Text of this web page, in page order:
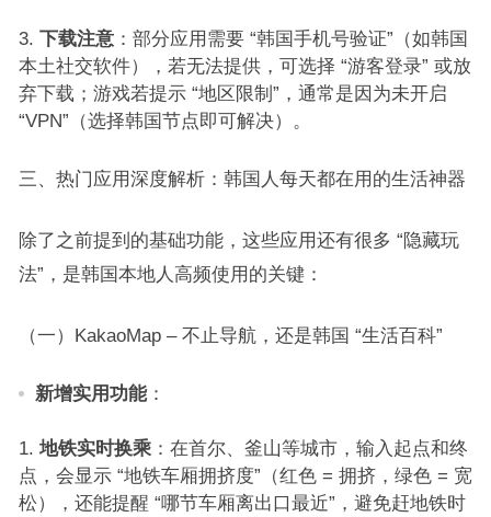
下载注意：部分应用需要 “韩国手机号验证”（如韩国
本土社交软件），若无法提供，可选择 “游客登录” 或放
弃下载；游戏若提示 “地区限制”，通常是因为未开启
“VPN”（选择韩国节点即可解决）。​
三、热门应用深度解析：韩国人每天都在用的生活神器​
除了之前提到的基础功能，这些应用还有很多 “隐藏玩
法”，是韩国本地人高频使用的关键：​
（一）KakaoMap – 不止导航，还是韩国 “生活百科”​
新增实用功能：​
地铁实时换乘：在首尔、釜山等城市，输入起点和终
点，会显示 “地铁车厢拥挤度”（红色 = 拥挤，绿色 = 宽
松），还能提醒 “哪节车厢离出口最近”，避免赶地铁时